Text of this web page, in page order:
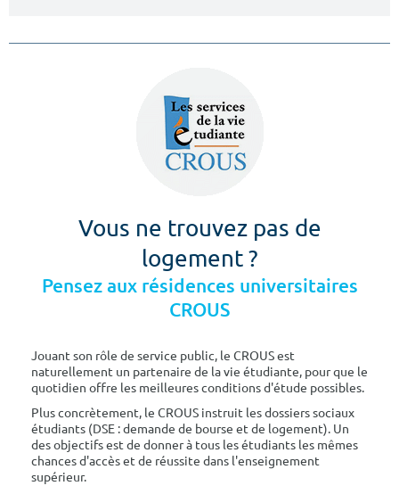
Vous ne trouvez pas de
logement ?
Pensez aux résidences universitaires
CROUS
Jouant son rôle de service public, le CROUS est
naturellement un partenaire de la vie étudiante, pour que le
quotidien offre les meilleures conditions d'étude possibles.
Plus concrètement, le CROUS instruit les dossiers sociaux
étudiants (DSE : demande de bourse et de logement). Un
des objectifs est de donner à tous les étudiants les mêmes
chances d'accès et de réussite dans l'enseignement
supérieur.